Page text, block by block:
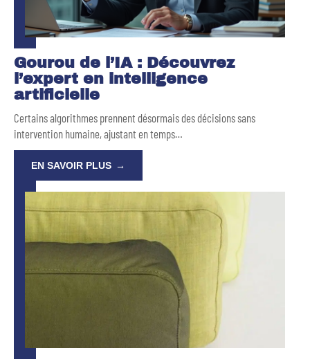
Gourou de l’IA : Découvrez
l’expert en intelligence
artificielle
Certains algorithmes prennent désormais des décisions sans
intervention humaine, ajustant en temps…
EN SAVOIR PLUS